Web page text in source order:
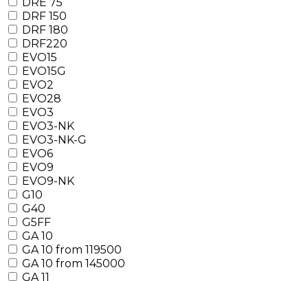
DRF 150
DRF 180
DRF220
EVO15
EVO15G
EVO2
EVO28
EVO3
EVO3-NK
EVO3-NK-G
EVO6
EVO9
EVO9-NK
G10
G40
G5FF
GA 10
GA 10 from 119500
GA 10 from 145000
GA 11